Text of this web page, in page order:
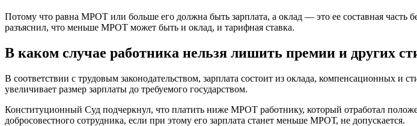
Потому что равна МРОТ или больше его должна быть зарплата, а оклад — это ее составная
разъяснил, что меньше МРОТ может быть и оклад, и тарифная ставка.
В каком случае работника нельзя лишить премии и других
В соответствии с трудовым законодательством, зарплата состоит из оклада, компенсационных и
увеличивает размер зарплаты до требуемого государством.
Конституционный Суд подчеркнул, что платить ниже МРОТ работнику, который отработал
добросовестного сотрудника, если при этому его зарплата станет меньше МРОТ, не допускается.